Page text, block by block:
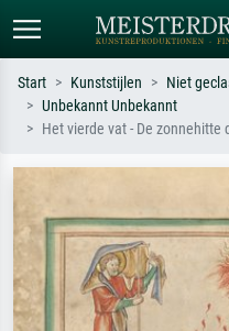
Standaard zoeken
Start Kunststijlen
Niet
Unbekannt Unbekannt
Het vierde vat - De